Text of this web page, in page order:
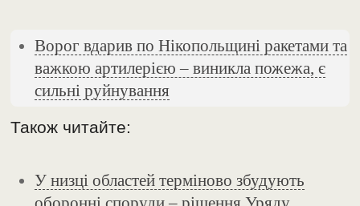
Ворог вдарив по Нікопольщині ракетами та
важкою артилерією – виникла пожежа, є
сильні руйнування
Також читайте:
У низці областей терміново збудують
оборонні споруди – рішення Уряду